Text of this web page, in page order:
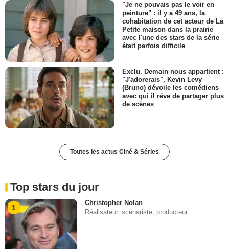
"Je ne pouvais pas le voir en
peinture" : il y a 49 ans, la
cohabitation de cet acteur de La
Petite maison dans la prairie
avec l'une des stars de la série
était parfois difficile
Exclu. Demain nous appartient :
"J'adorerais", Kevin Levy
(Bruno) dévoile les comédiens
avec qui il rêve de partager plus
de scènes
Toutes les actus Ciné & Séries
Top stars du jour
1
Christopher Nolan
Réalisateur, scénariste, producteur